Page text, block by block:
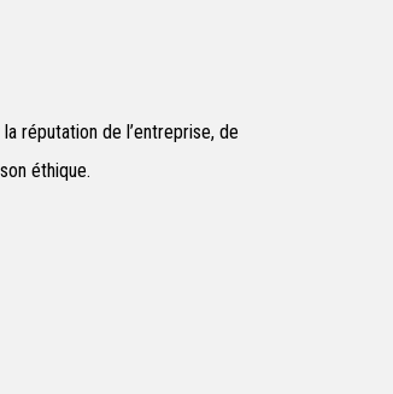
réputation de l’entreprise, de
éthique.